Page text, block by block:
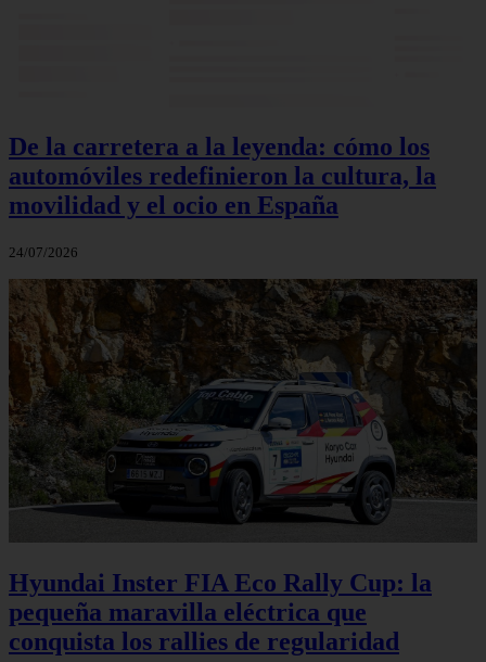
De la carretera a la leyenda: cómo los
automóviles redefinieron la cultura, la
movilidad y el ocio en España
24/07/2026
Hyundai Inster FIA Eco Rally Cup: la
pequeña maravilla eléctrica que
conquista los rallies de regularidad